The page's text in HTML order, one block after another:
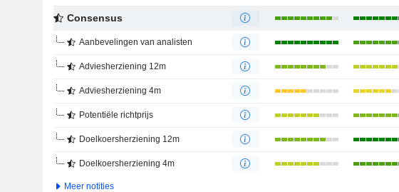
Consensus
Aanbevelingen van analisten
Adviesherziening 12m
Adviesherziening 4m
Potentiële richtprijs
Doelkoersherziening 12m
Doelkoersherziening 4m
Meer notities